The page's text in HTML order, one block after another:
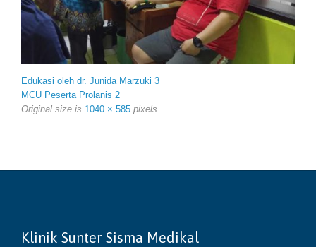
Edukasi oleh dr. Junida Marzuki 3
MCU Peserta Prolanis 2
Original size is 1040 × 585 pixels
Klinik Sunter Sisma Medikal